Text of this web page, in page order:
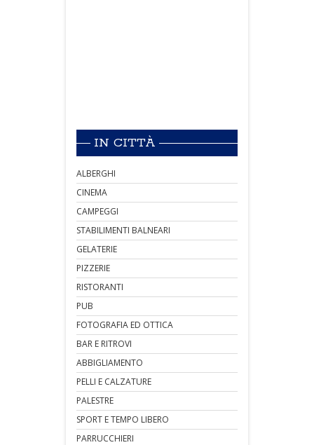
IN CITTÀ
ALBERGHI
CINEMA
CAMPEGGI
STABILIMENTI BALNEARI
GELATERIE
PIZZERIE
RISTORANTI
PUB
FOTOGRAFIA ED OTTICA
BAR E RITROVI
ABBIGLIAMENTO
PELLI E CALZATURE
PALESTRE
SPORT E TEMPO LIBERO
PARRUCCHIERI